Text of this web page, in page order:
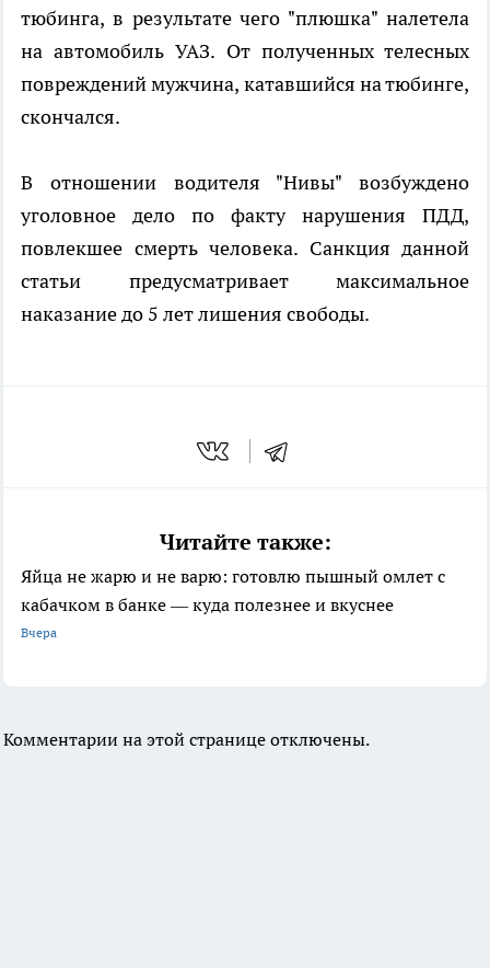
тюбинга, в результате чего "плюшка" налетела
на автомобиль УАЗ. От полученных телесных
повреждений мужчина, катавшийся на тюбинге,
скончался.
В отношении водителя "Нивы" возбуждено
уголовное дело по факту нарушения ПДД,
повлекшее смерть человека. Санкция данной
статьи предусматривает максимальное
наказание до 5 лет лишения свободы.
Читайте также:
Яйца не жарю и не варю: готовлю пышный омлет с
кабачком в банке — куда полезнее и вкуснее
Вчера
Комментарии на этой странице отключены.